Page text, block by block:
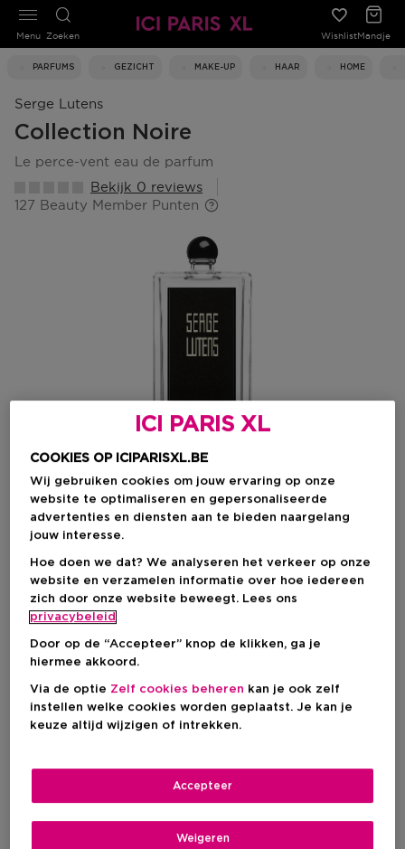
Zoeken WishlistMandje
PARFUMS GEZICHT MAKE-UP HAAR HOME
Menu
Serge Lutens
Collection Noire
le perce-vent eau de parfum
Bekijk 0 reviews
127 Beauty Member Punten
Kies je formaat
50 ML Op voorraad
50 ML
Kortingsprijs
€ 127,50
€ 170,00
100 ML
Kortingsprijs
€ 189,00
€ 252,00
Kortingsprijs
€ 127,50
Aanbevolen verkoopprijs fabrikant
ICI PARIS XL
COOKIES OP ICIPARISXL.BE
Wij gebruiken cookies om jouw ervaring op onze
website te optimaliseren en gepersonaliseerde
advertenties en diensten aan te bieden naargelang
jouw interesse.
Hoe doen we dat? We analyseren het verkeer op onze
website en verzamelen informatie over hoe iedereen
zich door onze website beweegt. Lees ons
privacybeleid
Door op de “Accepteer” knop de klikken, ga je
hiermee akkoord.
Via de optie Zelf cookies beheren kan je ook zelf
instellen welke cookies worden geplaatst. Je kan je
keuze altijd wijzigen of intrekken.
Weigeren
Accepteer